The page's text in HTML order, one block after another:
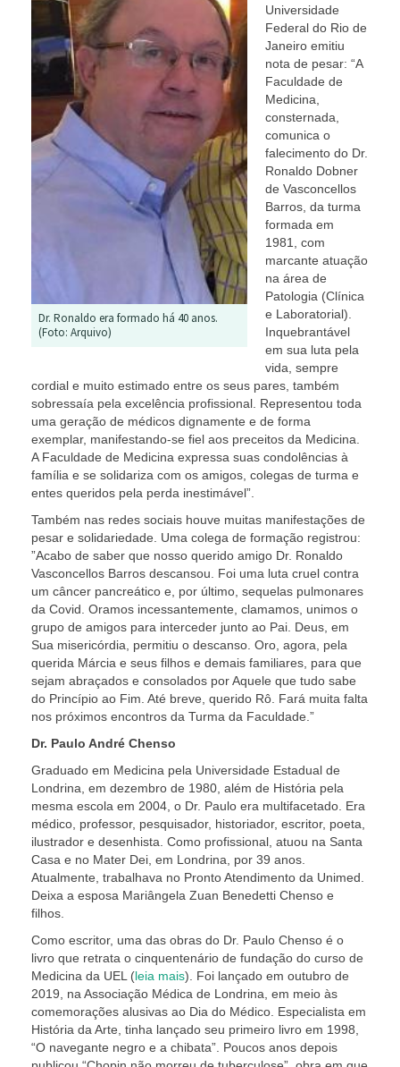
Dr. Ronaldo era formado há 40 anos.
(Foto: Arquivo)
Universidade
Federal do Rio de
Janeiro emitiu
nota de pesar: “A
Faculdade de
Medicina,
consternada,
comunica o
falecimento do Dr.
Ronaldo Dobner
de Vasconcellos
Barros, da turma
formada em
1981, com
marcante atuação
na área de
Patologia (Clínica
e Laboratorial).
Inquebrantável
em sua luta pela
vida, sempre
cordial e muito estimado entre os seus pares, também
sobressaía pela excelência profissional. Representou toda
uma geração de médicos dignamente e de forma
exemplar, manifestando-se fiel aos preceitos da Medicina.
A Faculdade de Medicina expressa suas condolências à
família e se solidariza com os amigos, colegas de turma e
entes queridos pela perda inestimável”.
Também nas redes sociais houve muitas manifestações de
pesar e solidariedade. Uma colega de formação registrou:
”Acabo de saber que nosso querido amigo Dr. Ronaldo
Vasconcellos Barros descansou. Foi uma luta cruel contra
um câncer pancreático e, por último, sequelas pulmonares
da Covid. Oramos incessantemente, clamamos, unimos o
grupo de amigos para interceder junto ao Pai. Deus, em
Sua misericórdia, permitiu o descanso. Oro, agora, pela
querida Márcia e seus filhos e demais familiares, para que
sejam abraçados e consolados por Aquele que tudo sabe
do Princípio ao Fim. Até breve, querido Rô. Fará muita falta
nos próximos encontros da Turma da Faculdade.”
Dr. Paulo André Chenso
Graduado em Medicina pela Universidade Estadual de
Londrina, em dezembro de 1980, além de História pela
mesma escola em 2004, o Dr. Paulo era multifacetado. Era
médico, professor, pesquisador, historiador, escritor, poeta,
ilustrador e desenhista. Como profissional, atuou na Santa
Casa e no Mater Dei, em Londrina, por 39 anos.
Atualmente, trabalhava no Pronto Atendimento da Unimed
Deixa a esposa Mariângela Zuan Benedetti Chenso e
filhos.
Como escritor, uma das obras do Dr. Paulo Chenso é o
livro que retrata o cinquentenário de fundação do curso de
Medicina da UEL (leia mais). Foi lançado em outubro de
2019, na Associação Médica de Londrina, em meio às
comemorações alusivas ao Dia do Médico. Especialista em
História da Arte, tinha lançado seu primeiro livro em 1998,
“O navegante negro e a chibata”. Poucos anos depois